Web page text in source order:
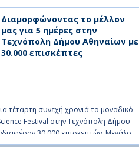
Διαμορφώνοντας το μέλλον
μας για 5 ημέρες στην
Τεχνόπολη Δήμου Αθηναίων με
30.000 επισκέπτες
τέταρτη συνεχή χρονιά το μοναδικό
Festival στην Τεχνόπολη Δήμου
30.000 επισκεπτών. Μεγάλο
ήρθαν σε επαφή με την επιστήμη